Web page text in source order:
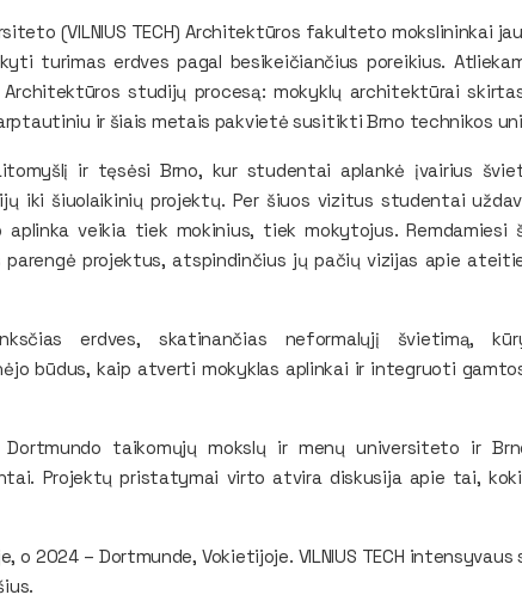
(VILNIUS TECH) Architektūros fakulteto mokslininkai
turimas erdves pagal besikeičiančius poreikius.
studijų procesą: mokyklų architektūrai
ir šiais metais pakvietė susitikti Brno technikos
ir tęsėsi Brno, kur studentai aplankė įvairius
iki šiuolaikinių projektų. Per šiuos vizitus studentai
veikia tiek mokinius, tiek mokytojus. Remdamiesi
projektus, atspindinčius jų pačių vizijas apie
erdves, skatinančias neformalųjį švietimą,
būdus, kaip atverti mokyklas aplinkai ir integruoti
Dortmundo taikomųjų mokslų ir menų universiteto ir
Projektų pristatymai virto atvira diskusija apie tai,
o 2024 – Dortmunde, Vokietijoje. VILNIUS TECH intensyvaus